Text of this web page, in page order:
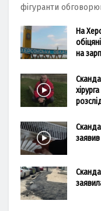
фігуранти
На
на